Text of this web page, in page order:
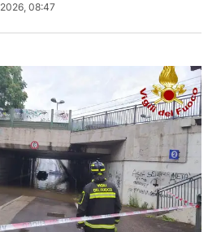
2026, 08:47